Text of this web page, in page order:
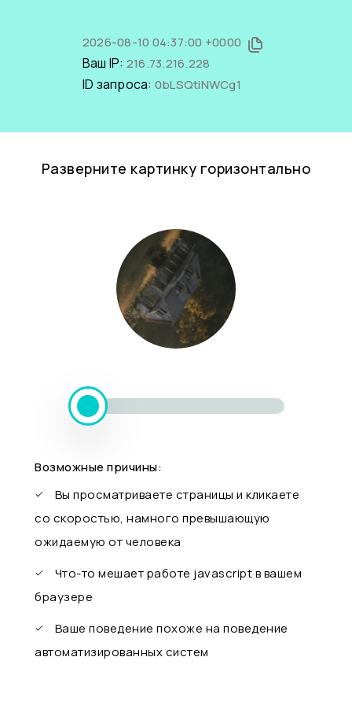
2026-08-10 04:37:00 +0000
Ваш IP: 216.73.216.228
ID запроса: 0bLSQtiNWCg1
Разверните картинку горизонтально
Возможные причины:
Вы просматриваете страницы и кликаете
со скоростью, намного превышающую
ожидаемую от человека
Что-то мешает работе javascript в вашем
браузере
Ваше поведение похоже на поведение
автоматизированных систем